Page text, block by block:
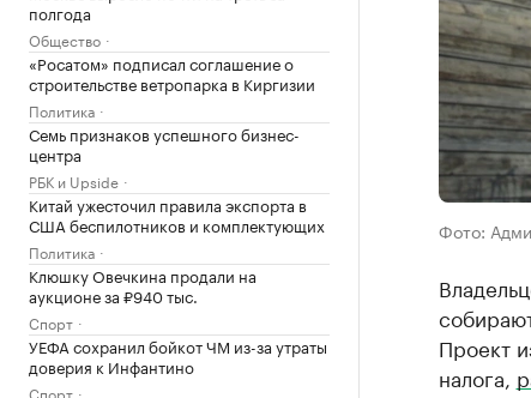
полгода
Общество
«Росатом» подписал соглашение о
строительстве ветропарка в Киргизии
Политика
Семь признаков успешного бизнес-
центра
РБК и Upside
Китай ужесточил правила экспорта в
США беспилотников и комплектующих
Политика
Клюшку Овечкина продали на
аукционе за ₽940 тыс.
Спорт
УЕФА сохранил бойкот ЧМ из-за утраты
доверия к Инфантино
Спорт
Фото:
Проект
налога,